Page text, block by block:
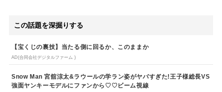
この話題を深掘りする
【宝くじの裏技】当たる側に回るか、このままか
AD(合同会社デジタルファーム )
Snow Man 宮舘涼太&ラウールの学ラン姿がヤバすぎた!王子様総長VS
強面ヤンキーモデルにファンから♡♡ビーム視線